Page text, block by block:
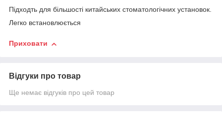
Підходть для більшості китайських стоматологічних установок.
Легко встановлюється
Приховати
Відгуки про товар
Ще немає відгуків про цей товар